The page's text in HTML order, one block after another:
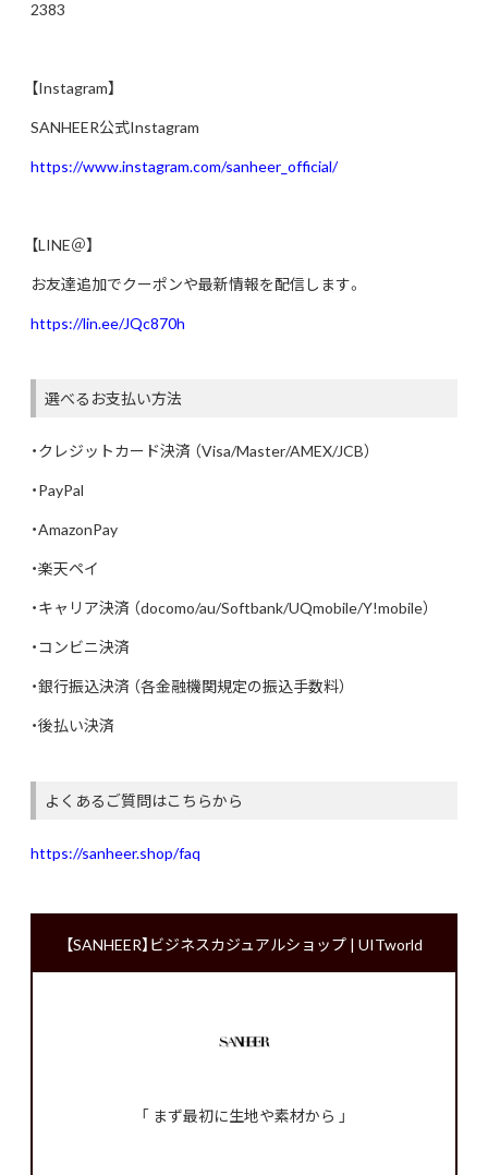
2383
【Instagram】
SANHEER公式Instagram
https://www.instagram.com/sanheer_official/
【LINE＠】
お友達追加でクーポンや最新情報を配信します。
https://lin.ee/JQc870h
選べるお支払い方法
・クレジットカード決済 （Visa/Master/AMEX/JCB）
・PayPal
・AmazonPay
・楽天ペイ
・キャリア決済 （docomo/au/Softbank/UQmobile/Y!mobile）
・コンビニ決済
・銀行振込決済 （各金融機関規定の振込手数料）
・後払い決済
よくあるご質問はこちらから
https://sanheer.shop/faq
【SANHEER】ビジネスカジュアルショップ | UITworld
「 まず最初に生地や素材から 」